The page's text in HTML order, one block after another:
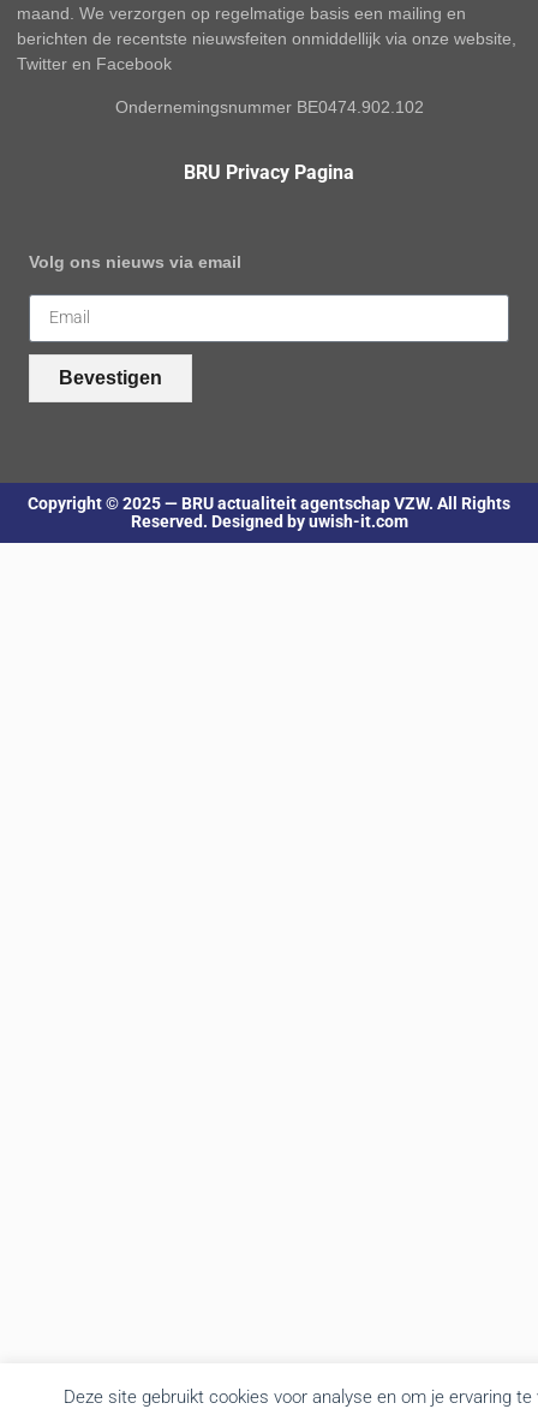
Deze site gebruikt cookies voor analyse en om je ervaring
maand. We verzorgen op regelmatige basis een mailing en
berichten de recentste nieuwsfeiten onmiddellijk via onze website,
Twitter en Facebook
Ondernemingsnummer BE0474.902.102
BRU Privacy Pagina
Volg ons nieuws via email
Bevestigen
Copyright © 2025 — BRU actualiteit agentschap VZW. All Rights
Reserved. Designed by uwish-it.com